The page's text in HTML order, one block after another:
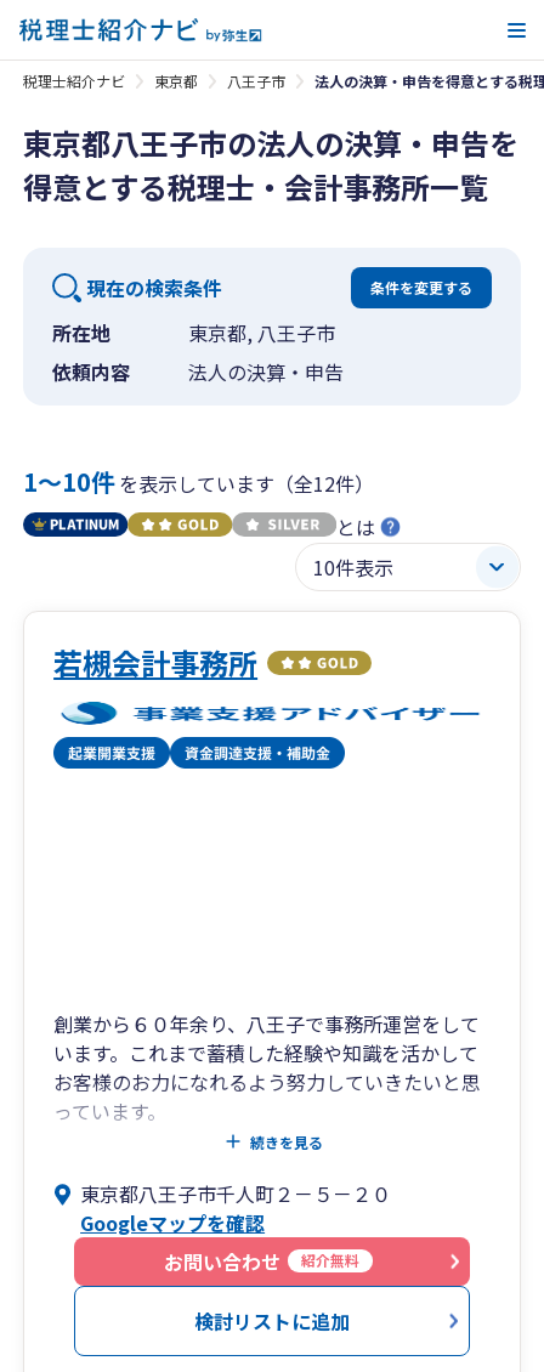
税理士紹介ナビ 東京都 八王子市 法人の決算・申告を得意とする税
東京都八王子市の法人の決算・申告を
得意とする税理士・会計事務所一覧
現在の検索条件 条件を変更する
所在地
東京都, 八王子市
依頼内容
法人の決算・申告
1〜10件を表示しています（全12件）
とは
若槻会計事務所
創業から６０年余り、八王子で事務所運営をして
います。これまで蓄積した経験や知識を活かして
お客様のお力になれるよう努力していきたいと思
っています。
ご相談は無料ですので、気になるところや疑問点
続きを見る
東京都八王子市千人町２－５－２０
Googleマップを確認
お問い合わせ
紹介無料
検討リストに追加